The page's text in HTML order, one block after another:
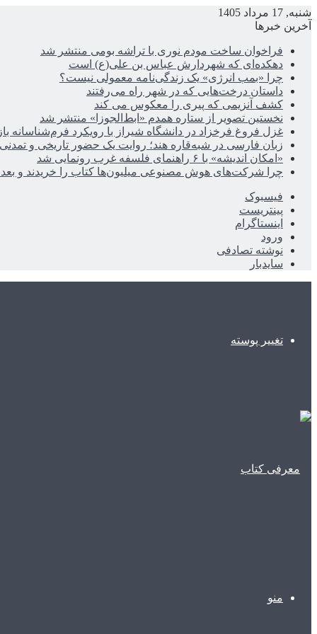
شنبه, 17 مرداد 1405
آخرین خبرها
فراخوان ساخت مودم نوری با تراشه بومی منتشر شد
دهکده‌ای که شهردارش عباس بن علی(ع) است
چرا «بمب انرژی» یک زندگی‌نامه معمولی نیست؟
داستان درخت‌هایی که در شهر راه می‌رفتند
کشف آنزیمی که پیری را معکوس می کند
نخستین تصویر از ستاره همدم «ابط‌الجوزا» منتشر شد
غزل فروغ فرخزاد در دانشگاه شیراز با رویکرد فرم‌شناسانه
زبان فارسی در شبه‌قاره هند؛ روایت یک حضور تاریخی و تمدنی
«امکان اندیشه» با ۶ راهنمای فلسفه غرب رونمایی شد
چرا شرکت‌های هوش مصنوعی میلیون‌ها کتاب را خریدند و بعد
فیسبوک
پینتریست
اینستاگرام
ورود
نوشته تصادفی
سایدبار
تغییر پوسته
منو